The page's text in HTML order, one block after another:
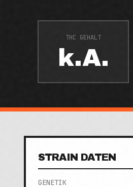
THC GEHALT
k.A.
STRAIN DATEN
GENETIK